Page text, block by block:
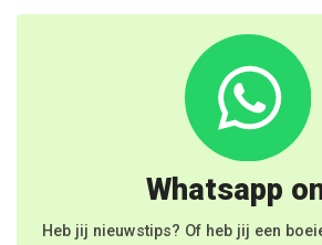
Whatsapp
Heb jij nieuwstips? Of heb jij een